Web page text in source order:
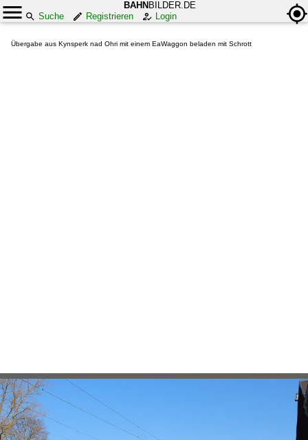
BAHN BILDER.DE
Suche
Registrieren Login
Übergabe aus Kynsperk nad Ohri mit einem EaWaggon beladen mit Schrott